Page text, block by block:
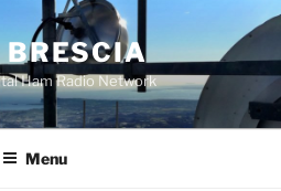
BRESCIA
Ham Radio Network
Menu